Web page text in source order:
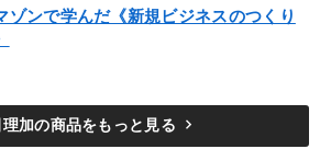
ゾンで学んだ《新規ビジネスのつくり
加の商品をもっと見る keyboard_arrow_right